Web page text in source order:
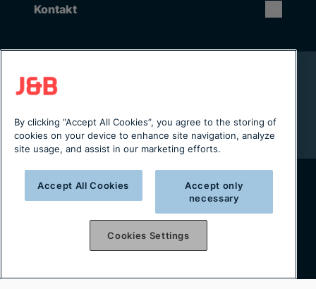
Kontakt
Rikstäckande installation & service
Lager i Sverige
Från projektering till installation
Copyright © 2025 J&B Maskinteknik AB
Organisationsnummer: 556490-2996
Integritetspolicy
By clicking “Accept All Cookies”, you agree to the storing of
cookies on your device to enhance site navigation, analyze
site usage, and assist in our marketing efforts.
Accept All Cookies
Accept only
necessary
Cookies Settings